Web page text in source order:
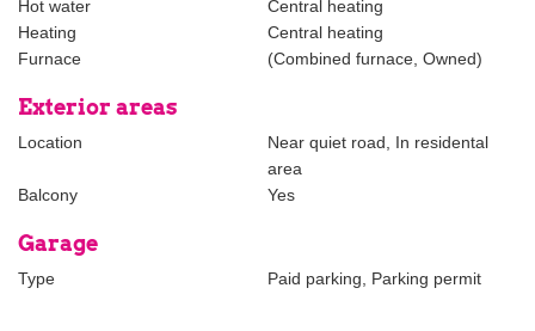
bezichtigen
- Kom met maximaal 2 personen, en géén kinderen jonger dan 16
- Draag (plastic) handschoenen
verzoeken wij dringend om de afspraak te verzetten. Mochten wij
constateren dat u deze verschijnselen vertoont, kunnen wij u
alsnog de toegang ontzeggen.
Hot water
Central heating
Heating
Central heating
Furnace
(Combined furnace, Owned)
Exterior areas
Location
Near quiet road, In residental
area
Balcony
Yes
Garage
Type Paid parking, Parking permit